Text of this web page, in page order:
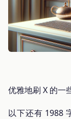
优雅地刷 X 的一
以下还有 1988